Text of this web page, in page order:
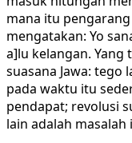
mana itu
mengatakan: Yo
a]lu kelangan. Yang
suasana Jawa: tego
pada waktu itu
pendapat; revolusi
lain adalah